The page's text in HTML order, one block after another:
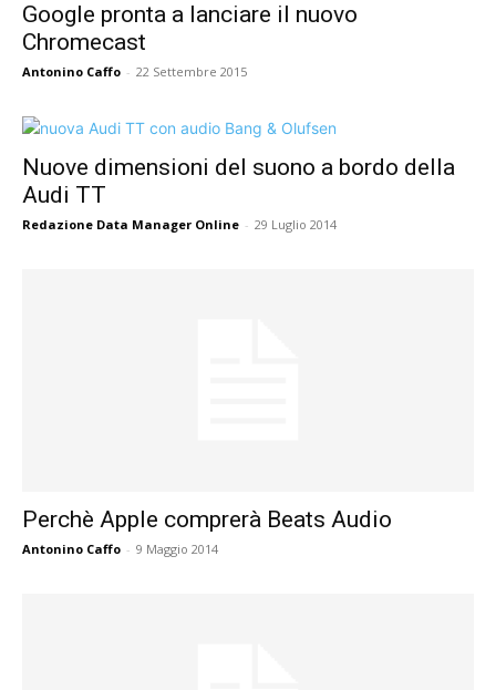
Google pronta a lanciare il nuovo
Chromecast
Antonino Caffo - 22 Settembre 2015
Nuove dimensioni del suono a bordo della
Audi TT
Redazione Data Manager Online - 29 Luglio 2014
Perchè Apple comprerà Beats Audio
Antonino Caffo - 9 Maggio 2014